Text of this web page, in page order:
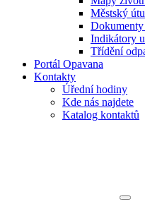
Městský
Indikátory
Třídění
Portál Opavana
Kontakty
Úřední hodiny
Kde nás najdete
Katalog kontaktů